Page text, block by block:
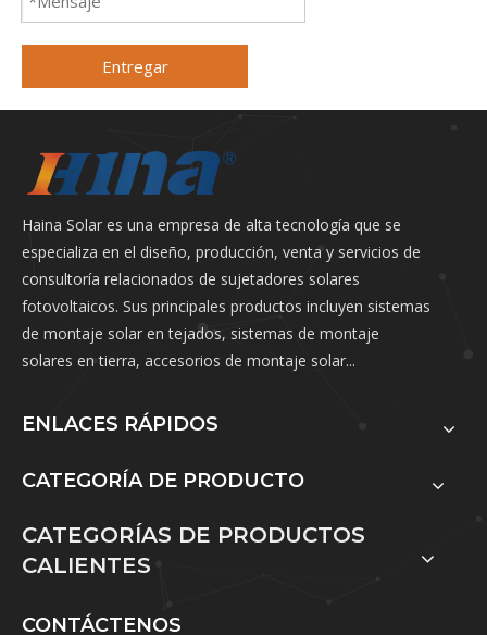
Entregar
Haina Solar es una empresa de alta tecnología que se
especializa en el diseño, producción, venta y servicios de
consultoría relacionados de sujetadores solares
fotovoltaicos. Sus principales productos incluyen sistemas
de montaje solar en tejados, sistemas de montaje
solares en tierra, accesorios de montaje solar...
ENLACES RÁPIDOS
CATEGORÍA DE PRODUCTO
CATEGORÍAS DE PRODUCTOS
CALIENTES
CONTÁCTENOS